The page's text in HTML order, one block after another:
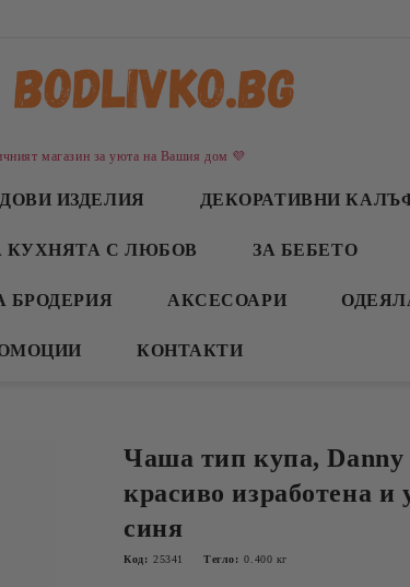
магазин за уюта на Вашия дом 💜
ИЗДЕЛИЯ ДЕКОРАТИВНИ
КУХНЯТА С ЛЮБОВ ЗА БЕБЕТО
АКСЕСОАРИ
КОНТАКТИ
Чаша тип купа, Danny
красиво изработена и
синя
Код: 25341 Тегло: 0.400 кг